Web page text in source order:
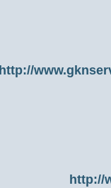
http://
http://